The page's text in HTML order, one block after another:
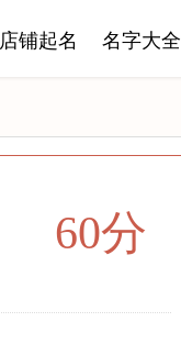
店铺起名 名字大全
60分